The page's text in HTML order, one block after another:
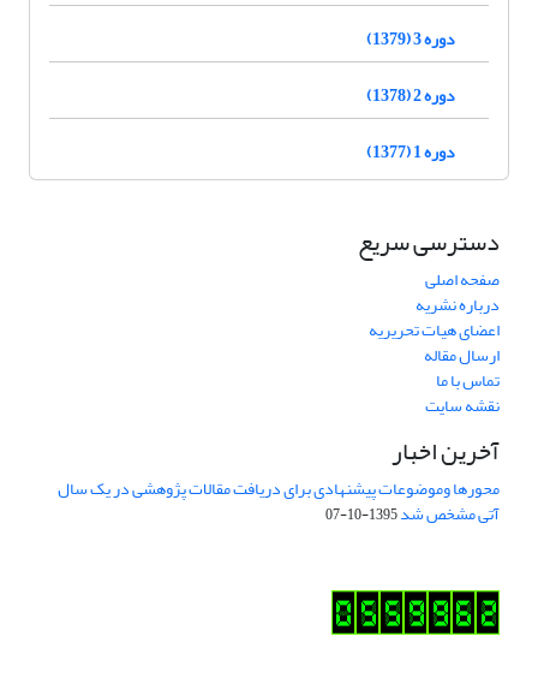
دوره 3 (1379)
دوره 2 (1378)
دوره 1 (1377)
دسترسی سریع
صفحه اصلی
درباره نشریه
اعضای هیات تحریریه
ارسال مقاله
تماس با ما
نقشه سایت
آخرین اخبار
محورها وموضوعات پیشنهادی برای دریافت مقالات پژوهشی در یک سال
آتی مشخص شد1395-10-07